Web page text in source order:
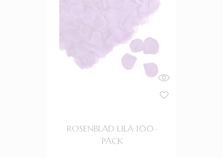
ROSENBLAD LILA 100-
PACK